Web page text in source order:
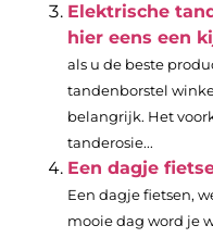
Elektrische
hier eens een
als u de beste
tandenborstel
belangrijk. Het
tanderosie...
Een dagje
Een dagje fietsen,
mooie dag word je